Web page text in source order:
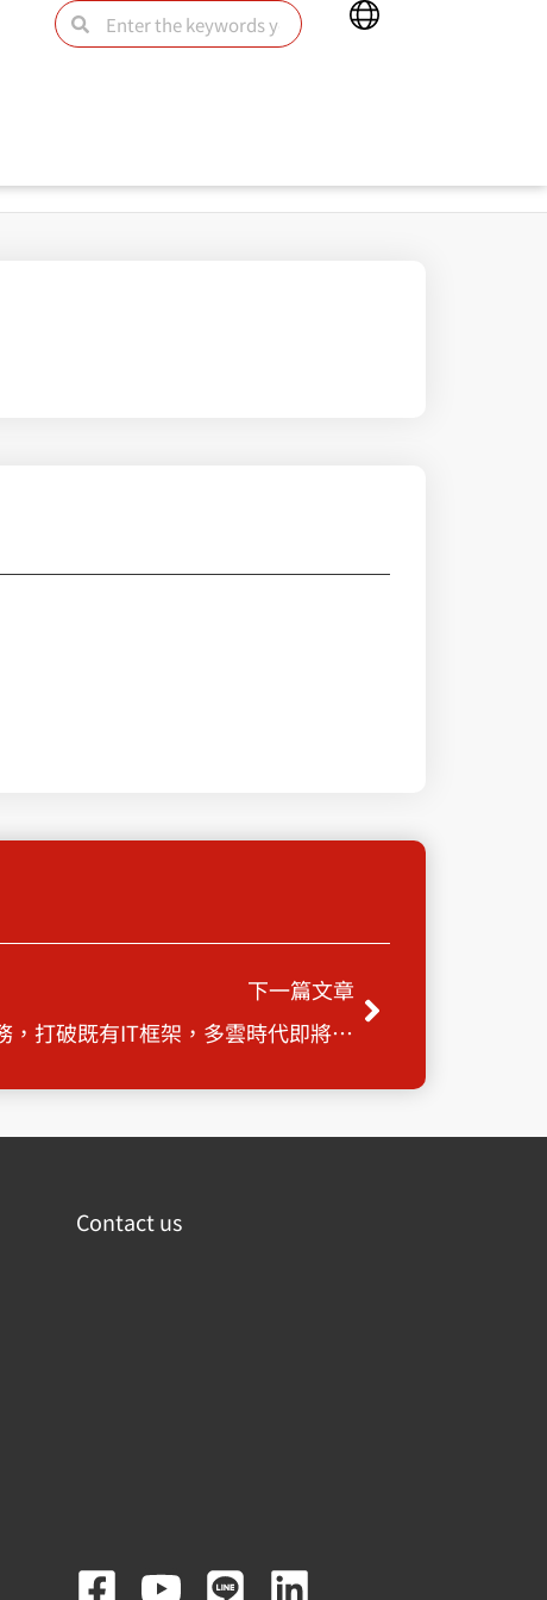
SearchSearch
Main
下一篇文章
2020 / 07 / 29 創新應用服務，打破既有IT框架，多雲時代即將來臨
Next
Contact us